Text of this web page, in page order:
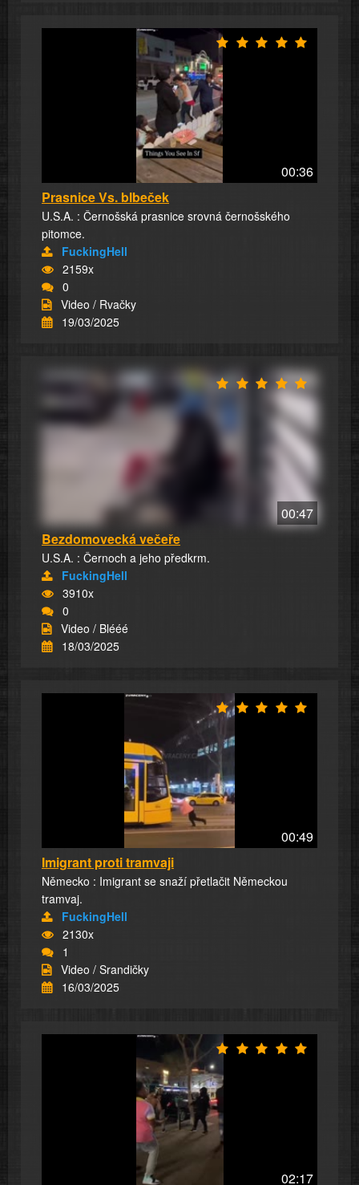
00:36
Prasnice Vs. blbeček
U.S.A. : Černošská prasnice srovná černošského
pitomce.
FuckingHell
2159x
0
Video / Rvačky
19/03/2025
00:47
Bezdomovecká večeře
U.S.A. : Černoch a jeho předkrm.
FuckingHell
3910x
0
Video / Blééé
18/03/2025
00:49
Imigrant proti tramvaji
Německo : Imigrant se snaží přetlačit Německou
tramvaj.
FuckingHell
2130x
1
Video / Srandičky
16/03/2025
02:17